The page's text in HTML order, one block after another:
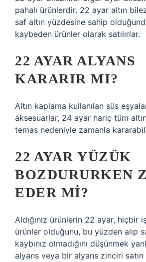
pahalı ürünlerdir. 22 ayar altın
saf altın yüzdesine sahip
kaybeden ürünler olarak satılırlar.
22 AYAR ALYANS
KARARIR MI?
Altın kaplama kullanılan süs
aksesuarlar, 24 ayar hariç tüm
temas nedeniyle zamanla
22 AYAR YÜZÜK
BOZDURURKEN
EDER MI?
Aldığınız ürünlerin 22 ayar, hiçbir
ürünler olduğunu, bu yüzden alıp
kaybınız olmadığını düşünmek
alyans veya bir alyans zinciri satın